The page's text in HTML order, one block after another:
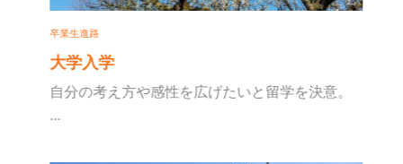
卒業生進路
大学入学
自分の考え方や感性を広げたいと留学を決意。
...